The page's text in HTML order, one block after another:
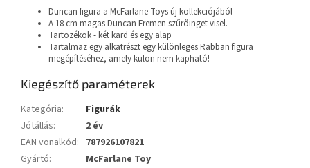
Duncan figura a McFarlane Toys új kollekciójából
A 18 cm magas Duncan Fremen szűrőinget visel.
Tartozékok - két kard és egy alap
Tartalmaz egy alkatrészt egy különleges Rabban figura
megépítéséhez, amely külön nem kapható!
Kiegészítő paraméterek
Kategória:
Figurák
Jótállás:
2 év
EAN vonalkód: 787926107821
Gyártó:
McFarlane Toy